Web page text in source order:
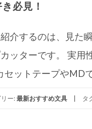
必見！
介するのは、見た
ッターです。 実用
セットテープやMD
ー:最新おすすめ文具 タ